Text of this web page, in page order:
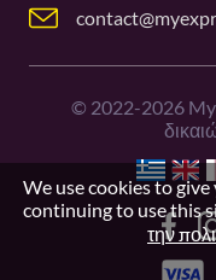
© 2022-2026
We use cookies to
continuing to use this
την